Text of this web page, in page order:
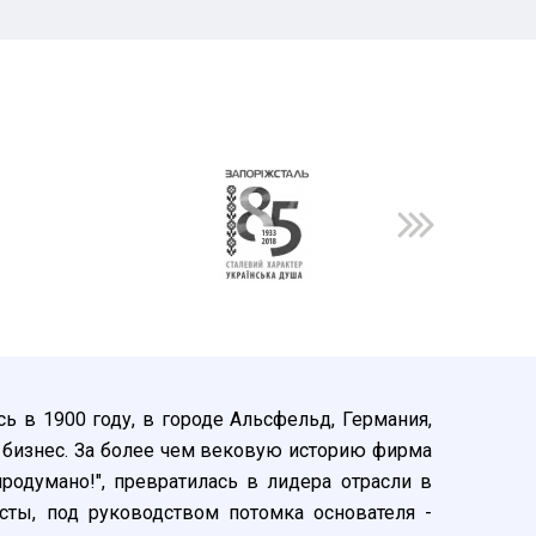
в 1900 году, в городе Альсфельд, Германия,
За более чем вековую историю фирма
превратилась в лидера отрасли в
под руководством потомка основателя -